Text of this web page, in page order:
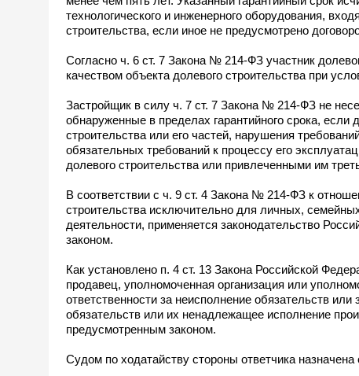
технологического и инженерного оборудования,
строительства, если иное не предусмотрено
Согласно ч. 6 ст. 7 Закона № 214-ФЗ участник
качеством объекта долевого строительства при
Застройщик в силу ч. 7 ст. 7 Закона № 214-ФЗ не
обнаруженные в пределах гарантийного срока, если
строительства или его частей, нарушения
обязательных требований к процессу его
долевого строительства или привлеченными им
В соответствии с ч. 9 ст. 4 Закона № 214-ФЗ к
строительства исключительно для личных,
деятельности, применяется законодательство
законом.
Как установлено п. 4 ст. 13 Закона Российской
продавец, уполномоченная организация или
ответственности за неисполнение обязательств
обязательств или их ненадлежащее исполнение
предусмотренным законом.
Судом по ходатайству стороны ответчика назначена